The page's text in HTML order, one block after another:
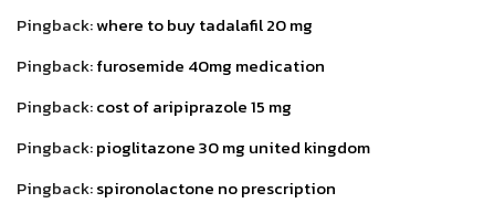
Pingback:where to buy tadalafil 20 mg
Pingback:furosemide 40mg medication
Pingback:cost of aripiprazole 15 mg
Pingback:pioglitazone 30 mg united kingdom
Pingback:spironolactone no prescription